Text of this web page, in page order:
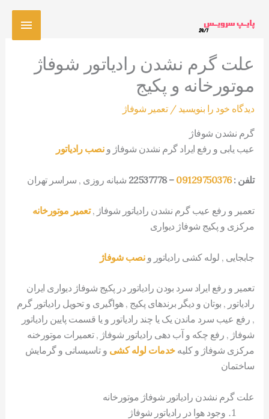
علت گرم نشدن رادیاتور شوفاژ
موتورخانه و پکیج
دیدگاه‌ خود را بنویسید /تعمیر شوفاژ
گرم نشدن شوفاژ
عیب یابی و رفع ایراد گرم نشدن شوفاژ ونصب رادیاتور
تلفن :09129750376
– 22537778 شبانه روزی , سراسر تهران
تعمیر و رفع عیب گرم نشدن رادیاتور شوفاژ ,تعمیر موتورخانه
مرکزی و پکیج شوفاژ دیواری
جابجایی , لوله کشی رادیاتور ونصب شوفاژ
تعمیر و رفع ایراد سرد بودن رادیاتور در پکیج شوفاژ دیواری ایران
رادیاتور , بوتان و دیگر برندهای پکیج , هواگیری و تحویل رادیاتور گرم
, رفع عیب سرد ماندن یک یا چند رادیاتور و یا قسمت پایین رادیاتور
شوفاژ , رفع چکه و آب دهی رادیاتور شوفاژ , تعمیرات موتورخنه
مرکزی شوفاژ و کلیهخدمات لوله کشی و تاسیساتی و گرمایش
ساختمان
علت گرم نشدن رادیاتور شوفاژ موتورخانه
وجود هوا در رادیاتور شوفاژ